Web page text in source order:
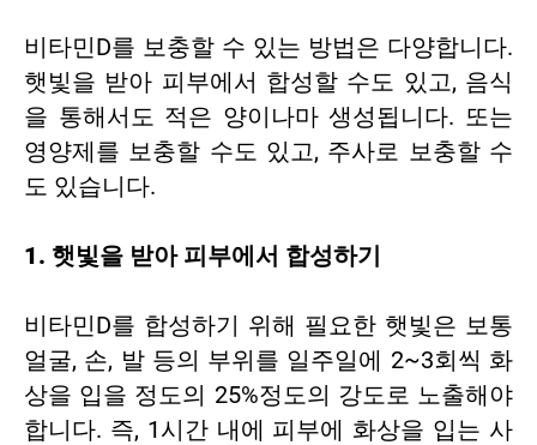
비타민D를 보충할 수 있는 방법은 다양합니다.
햇빛을 받아 피부에서 합성할 수도 있고, 음식
을 통해서도 적은 양이나마 생성됩니다. 또는
영양제를 보충할 수도 있고, 주사로 보충할 수
도 있습니다.
1. 햇빛을 받아 피부에서 합성하기
비타민D를 합성하기 위해 필요한 햇빛은 보통
얼굴, 손, 발 등의 부위를 일주일에 2~3회씩 화
상을 입을 정도의 25%정도의 강도로 노출해야
합니다. 즉, 1시간 내에 피부에 화상을 입는 사